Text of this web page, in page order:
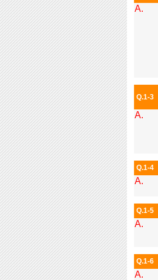
A.
Q.1-3
A.
Q.1-4
A.
Q.1-5
A.
Q.1-6
A.